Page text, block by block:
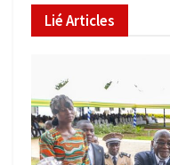
LiéArticles